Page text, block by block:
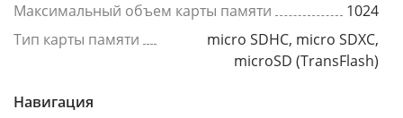
Максимальный объем карты памяти
1024
Тип карты памяти
micro SDHC, micro SDXC,
microSD (TransFlash)
Навигация